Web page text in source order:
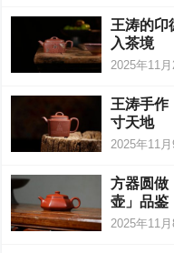
王涛的卬
入茶境
2025年11月
王涛手作
寸天地
2025年11月
方器圆做
壶」品鉴
2025年11月